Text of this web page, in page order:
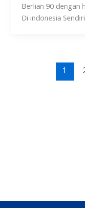
Berlian 90 dengan
Di indonesia
1